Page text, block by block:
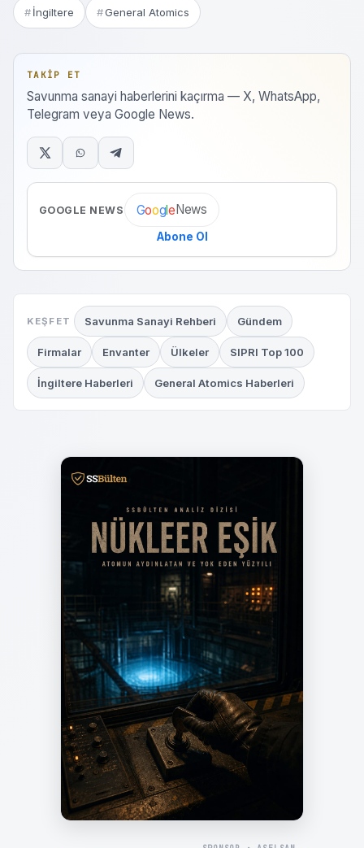
İngiltere General Atomics
TAKIP ET
Savunma sanayi haberlerini kaçırma — X, WhatsApp,
Telegram veya Google News.
GOOGLE NEWS GoogleNews
Abone Ol
KEŞFET Savunma Sanayi Rehberi Gündem
Firmalar Envanter Ülkeler SIPRI Top 100
İngiltere Haberleri General Atomics Haberleri